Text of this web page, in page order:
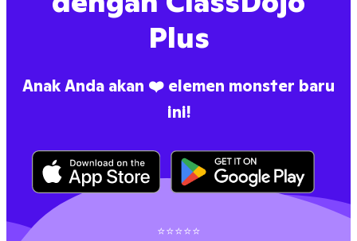
Plus
Anak Anda akan ❤️ elemen monster baru
ini!
⭐⭐⭐⭐⭐